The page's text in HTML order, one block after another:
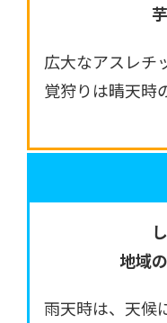
広大なアスレチ
覚狩りは晴天時
地域
雨天時は、天候